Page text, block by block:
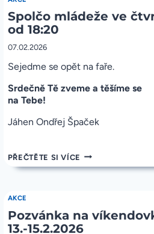
2026
VE
Spolčo mládeže ve
od 18:20
07.02.2026
Sejedme se opět na faře.
Srdečně Tě zveme a těšíme se
na Tebe!
Jáhen Ondřej Špaček
PŘEČTĚTE SI VÍCE SPOLČO
2026
OD
18:20
AKCE
Pozvánka na
13.-15.2.2026